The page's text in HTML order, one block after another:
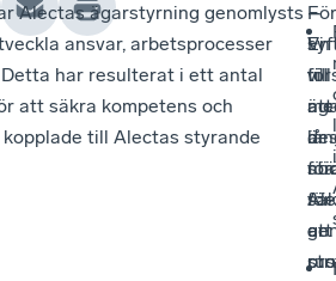
Alectas ägarstyrning genomlysts
ansvar, arbetsprocesser
har resulterat i ett antal
att säkra kompetens och
till Alectas styrande
i
till
att
–
Vi
vill
en
–
En
är
för
att